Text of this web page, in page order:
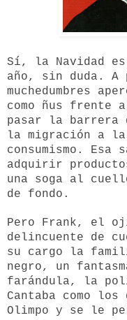
Sí, la Navidad
año, sin duda.
muchedumbres
como ñus frente
pasar la barrera
la migración a
consumismo. Esa
adquirir
una soga al
de fondo.
Pero Frank, el
delincuente de
su cargo la
negro, un
farándula, la
Cantaba como
Olimpo y se le